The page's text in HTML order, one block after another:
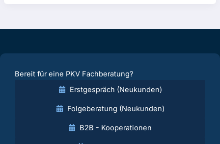
Bereit für eine PKV Fachberatung?
Erstgespräch (Neukunden)
Folgeberatung (Neukunden)
B2B - Kooperationen